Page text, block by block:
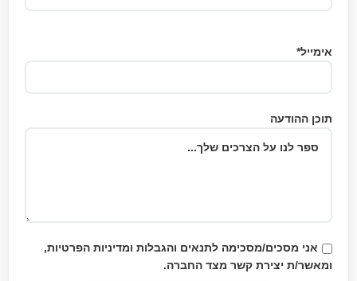
אימייל*
תוכן ההודעה
אני מסכים/מסכימה לתנאים והגבלות ומדיניות הפרטיות,
ומאשר/ת יצירת קשר מצד החברה.